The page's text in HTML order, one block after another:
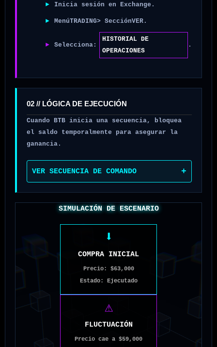
► Inicia sesión en Exchange.
► MenúTRADING> SecciónVER .
► Selecciona:
HISTORIAL DE
OPERACIONES
.
02 // LÓGICA DE EJECUCIÓN
Cuando BTB inicia una secuencia, bloquea
el saldo temporalmente para asegurar la
ganancia.
VER SECUENCIA DE COMANDO +
SIMULACIÓN DE ESCENARIO
⬇
COMPRA INICIAL
Precio: $63,000
Estado: Ejecutado
⚠
FLUCTUACIÓN
Precio cae a $59,000